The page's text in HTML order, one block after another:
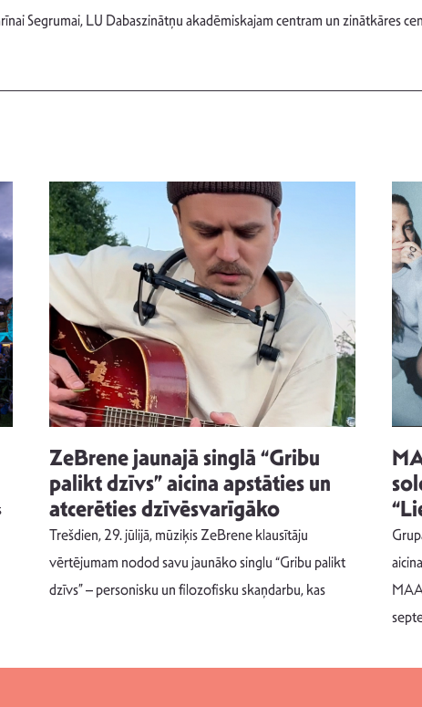
Segrumai, LU Dabaszinātņu akadēmiskajam centram un zinātkāres
ZeBrene jaunajā singlā “Gribu
palikt dzīvs” aicina apstāties un
atcerēties dzīvēsvarīgāko
Trešdien, 29. jūlijā, mūziķis ZeBrene klausītāju
vērtējumam nodod savu jaunāko singlu “Gribu palikt
dzīvs” – personisku un filozofisku skaņdarbu, kas